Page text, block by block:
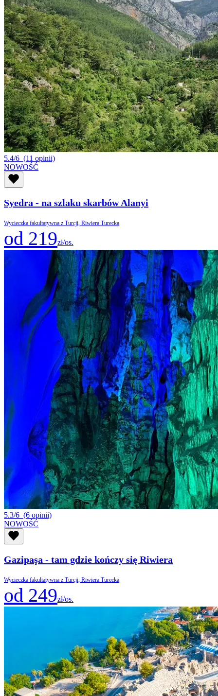
5.4/6 (11 opinii)
NOWOŚĆ
Syedra - na szlaku skarbów Alanyi
Wycieczka fakultatywna z Turcji, Riwiera Turecka
od 219zł/os.
5.3/6 (6 opinii)
NOWOŚĆ
Gazipaşa - tam gdzie kończy się Riwiera
Wycieczka fakultatywna z Turcji, Riwiera Turecka
od 249zł/os.